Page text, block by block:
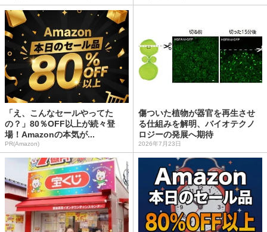
「え、こんなセールやってた
の？」80％OFF以上が続々登
場！Amazonの本気が...
PR(Amazon)
傷ついた植物が器官を再生させ
る仕組みを解明、バイオテクノ
ロジーの発展へ期待
2026年7月23日